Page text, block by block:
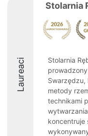
Laureaci
Stolarnia
Stolarnia
Swarzędzu,
metody
technikami
koncentruje